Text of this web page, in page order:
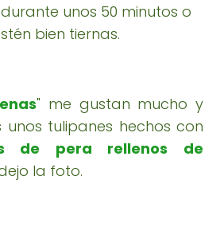
unos 50 minutos o
bien tiernas.
" me gustan mucho y
tulipanes hechos con
de pera rellenos de
la foto.